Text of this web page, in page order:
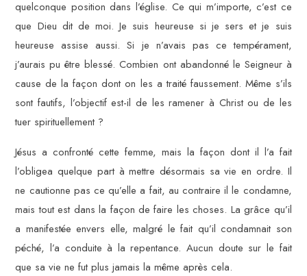
quelconque position dans l’église. Ce qui m’importe, c’est ce
que Dieu dit de moi. Je suis heureuse si je sers et je suis
heureuse assise aussi. Si je n’avais pas ce tempérament,
j’aurais pu être blessé. Combien ont abandonné le Seigneur à
cause de la façon dont on les a traité faussement. Même s’ils
sont fautifs, l’objectif est-il de les ramener à Christ ou de les
tuer spirituellement ?
Jésus a confronté cette femme, mais la façon dont il l’a fait
l’obligea quelque part à mettre désormais sa vie en ordre. Il
ne cautionne pas ce qu’elle a fait, au contraire il le condamne,
mais tout est dans la façon de faire les choses. La grâce qu’il
a manifestée envers elle, malgré le fait qu’il condamnait son
péché, l’a conduite à la repentance. Aucun doute sur le fait
que sa vie ne fut plus jamais la même après cela.